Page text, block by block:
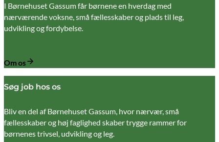
I Børnehuset Gassum får børnene en hverdag med
nærværende voksne, små fællesskaber og plads til leg,
udvikling og fordybelse.
Om os
Søg job hos os
Bliv en del af Børnehuset Gassum, hvor nærvær, små
fællesskaber og høj faglighed skaber trygge rammer for
børnenes trivsel, udvikling og leg.